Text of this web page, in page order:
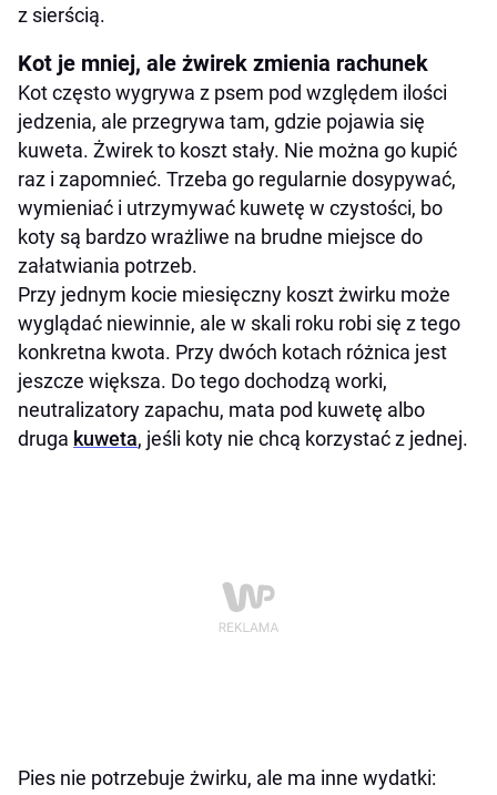
z sierścią.
Kot je mniej, ale żwirek zmienia rachunek
Kot często wygrywa z psem pod względem ilości
jedzenia, ale przegrywa tam, gdzie pojawia się
kuweta. Żwirek to koszt stały. Nie można go kupić
raz i zapomnieć. Trzeba go regularnie dosypywać,
wymieniać i utrzymywać kuwetę w czystości, bo
koty są bardzo wrażliwe na brudne miejsce do
załatwiania potrzeb.
Przy jednym kocie miesięczny koszt żwirku może
wyglądać niewinnie, ale w skali roku robi się z tego
konkretna kwota. Przy dwóch kotach różnica jest
jeszcze większa. Do tego dochodzą worki,
neutralizatory zapachu, mata pod kuwetę albo
druga kuweta, jeśli koty nie chcą korzystać z jednej.
Pies nie potrzebuje żwirku, ale ma inne wydatki: